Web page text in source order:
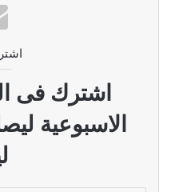
اشترك فى
الاسبوعية